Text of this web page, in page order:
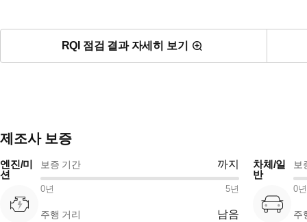
RQI 점검 결과 자세히 보기
제조사 보증
엔진/미
션
보증 기간 까지
0년 5년
주행 거리 남음
차체/일
반
보
0년
주